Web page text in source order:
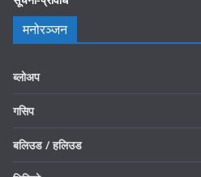
मनोरञ्जन
ब्लोअप
गसिप
बलिउड / हलिउड